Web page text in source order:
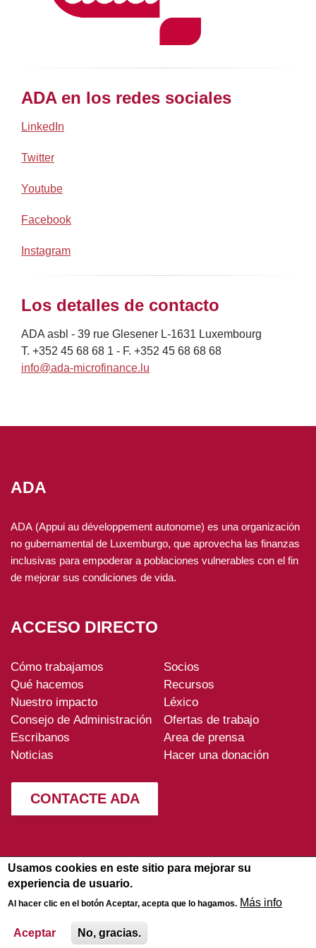
ADA en los redes sociales
LinkedIn
Twitter
Youtube
Facebook
Instagram
Los detalles de contacto
ADA asbl - 39 rue Glesener L-1631 Luxembourg
T. +352 45 68 68 1 - F. +352 45 68 68 68
info@ada-microfinance.lu
ADA
ADA (Appui au développement autonome) es una organización
no gubernamental de Luxemburgo, que aprovecha las finanzas
inclusivas para empoderar a poblaciones vulnerables con el fin
de mejorar sus condiciones de vida.
ACCESO DIRECTO
ADA-
footer
Cómo trabajamos
Qué hacemos
Nuestro impacto
Consejo de Administración
Escribanos
Noticias
Socios
Recursos
Léxico
Ofertas de trabajo
Area de prensa
Hacer una donación
CONTACTE ADA
Aviso legal-Politica de
© 2026
Usamos cookies en este sitio para mejorar su
experiencia de usuario.
Al hacer clic en el botón Aceptar, acepta que lo hagamos. Más info
Aceptar No, gracias.